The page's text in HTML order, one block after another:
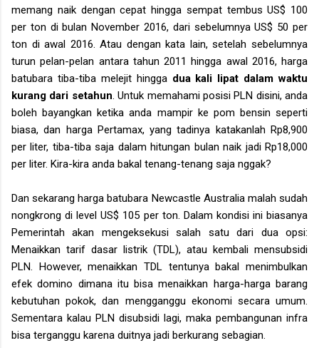
memang naik dengan cepat hingga sempat tembus US$ 100
per ton di bulan November 2016, dari sebelumnya US$ 50 per
ton di awal 2016. Atau dengan kata lain, setelah sebelumnya
turun pelan-pelan antara tahun 2011 hingga awal 2016, harga
batubara tiba-tiba melejit hingga dua kali lipat dalam waktu
kurang dari setahun . Untuk memahami posisi PLN disini, anda
boleh bayangkan ketika anda mampir ke pom bensin seperti
biasa, dan harga Pertamax, yang tadinya katakanlah Rp8,900
per liter, tiba-tiba saja dalam hitungan bulan naik jadi Rp18,000
per liter. Kira-kira anda bakal tenang-tenang saja nggak?
Dan sekarang harga batubara Newcastle Australia malah sudah
nongkrong di level US$ 105 per ton. Dalam kondisi ini biasanya
Pemerintah akan mengeksekusi salah satu dari dua opsi:
Menaikkan tarif dasar listrik (TDL), atau kembali mensubsidi
PLN. However, menaikkan TDL tentunya bakal menimbulkan
efek domino dimana itu bisa menaikkan harga-harga barang
kebutuhan pokok, dan mengganggu ekonomi secara umum.
Sementara kalau PLN disubsidi lagi, maka pembangunan infra
bisa terganggu karena duitnya jadi berkurang sebagian.